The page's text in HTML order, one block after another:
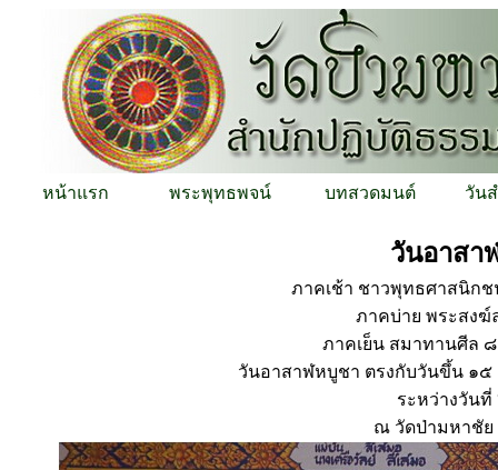
หน้าแรก พระพุทธพจน์ บทสวดมนต์ วัน
วันอาสา
ภาคเช้า ชาวพุทธศาสนิก
ภาคบ่าย พระสง
ภาคเย็น สมาทานศีล
วันอาสาฬหบูชา ตรงกับวันขึ้น ๑๕
ระหว่างวัน
ณ วัดป่ามหาชัย